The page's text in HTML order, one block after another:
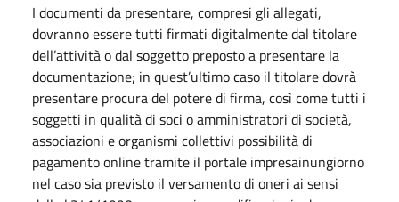
​I documenti da presentare, compresi gli allegati,
dovranno essere tutti firmati digitalmente dal titolare
dell’attività o dal soggetto preposto a presentare la
documentazione; in quest’ultimo caso il titolare dovrà
presentare procura del potere di firma, così come tutti i
soggetti in qualità di soci o amministratori di società,
associazioni e organismi collettivi possibilità di
pagamento online tramite il portale impresainungiorno
nel caso sia previsto il versamento di oneri ai sensi